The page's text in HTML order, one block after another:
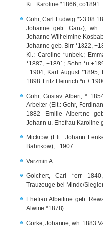
Ki.: Karoline *1866, oo1891:
Gohr, Carl Ludwig
Johanne geb. Ganz), wh.
Johanne Wilhelmine
Johanne geb. Birr *1822,
Ki.: Caroline *unbek.;
*1887, +1891; Sohn
+1904; Karl August *1895;
1898; Fritz Heinrich *u.+
Gohr, Gustav Albert, *
Arbeiter (Elt.: Gohr,
1882: Emilie Albertine
Johann u. Ehefrau Karoline
Mickrow (Elt.: Johann
Bahnkow); +1907
Varzmin A
Golchert, Carl *err.
Trauzeuge bei Minde/
Ehefrau Albertine geb.
Alwine *1878)
Görke, Johanne, wh. 1883